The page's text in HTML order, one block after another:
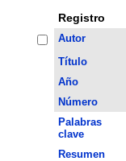
Registro
Autor
Título
Año
Número
Palabras
clave
Resumen